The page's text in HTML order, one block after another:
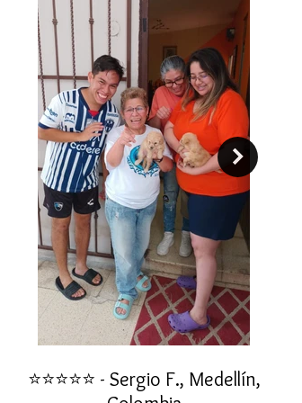
⭐⭐⭐⭐⭐ - Sergio F., Medellín,